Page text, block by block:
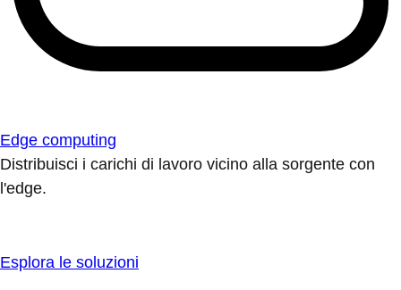
Edge computing
Distribuisci i carichi di lavoro vicino alla sorgente con
l'edge.
Esplora le soluzioni